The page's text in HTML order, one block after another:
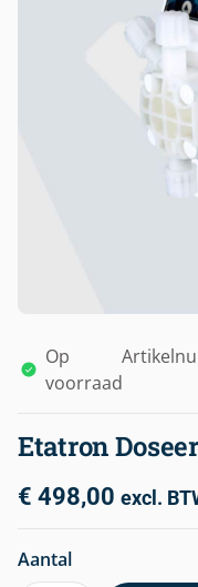
Op
voorraad
Etatron
€ 498,00 excl.
Aantal